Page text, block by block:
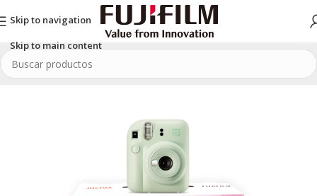
Skip to navigation
Skip to main content
Inicio/Combos/Cámaras INSTAX/INSTAX mini